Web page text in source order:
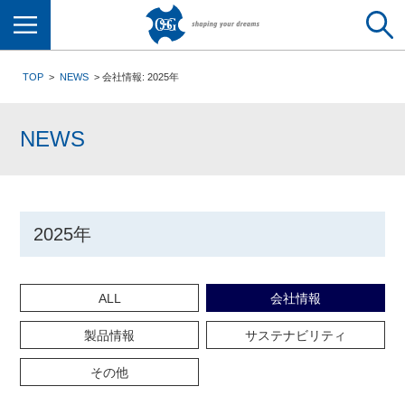
TOP NEWS 会社情報: 2025年
NEWS
2025年
ALL 会社情報
製品情報 サステナビリティ
その他